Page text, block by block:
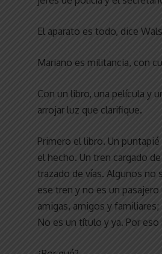
El aparato es todo, dice
Mariano es militancia, con
Con un libro, una película y
arrojar luz que clarifique.
Primero el libro. Un
el hecho. Un tren cargado
trazado de vías. Algunos no
ese tren y no es un
amigas, amigos y
No es un título y ya. Por